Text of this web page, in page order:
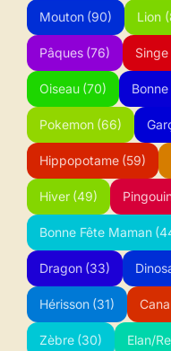
Mouton (90) Lion
Pâques (76) Singe
Oiseau (70)
Pokemon (66)
Hippopotame (59)
Hiver (49)
Bonne Fête Maman
Dragon (33)
Hérisson (31)
Zèbre (30) Elan/